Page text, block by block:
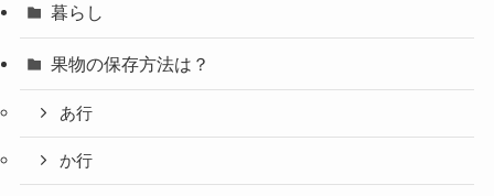
暮らし
果物の保存方法は？
あ行
か行